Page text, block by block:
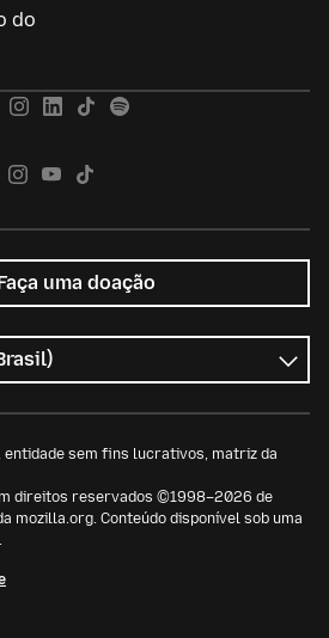
do
uma doação
, entidade sem fins lucrativos, matriz da
direitos reservados ©1998–2026 de
mozilla.org. Conteúdo disponível sob uma
.